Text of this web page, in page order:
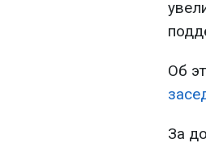
Об
За